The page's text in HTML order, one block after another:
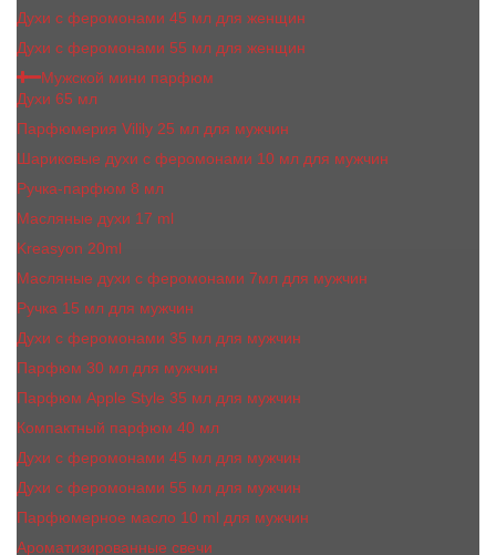
Духи с феромонами 45 мл для женщин
Духи с феромонами 55 мл для женщин
Мужской мини парфюм
Духи 65 мл
Парфюмерия Vilily 25 мл для мужчин
Шариковые духи с феромонами 10 мл для мужчин
Ручка-парфюм 8 мл
Масляные духи 17 ml
Kreasyon 20ml
Масляные духи c феромонами 7мл для мужчин
Ручка 15 мл для мужчин
Духи с феромонами 35 мл для мужчин
Парфюм 30 мл для мужчин
Парфюм Apple Style 35 мл для мужчин
Компактный парфюм 40 мл
Духи с феромонами 45 мл для мужчин
Духи с феромонами 55 мл для мужчин
Парфюмерное масло 10 ml для мужчин
Ароматизированные свечи